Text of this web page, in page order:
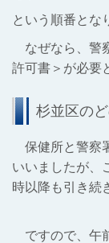
という順番とな
なぜなら、警
許可書＞が必要
杉並区の
保健所と警察
いいましたが、
時以降も引き続
ですので、午